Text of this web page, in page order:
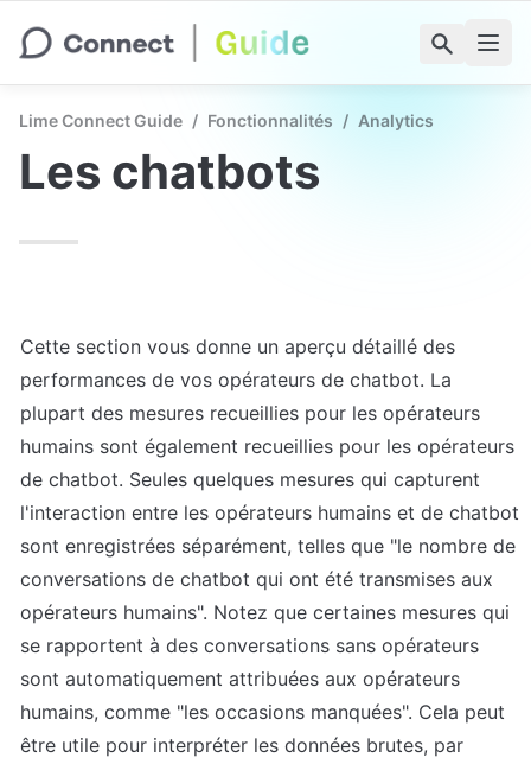
Lime Connect Guide / Fonctionnalités / Analytics
Les chatbots
Cette section vous donne un aperçu détaillé des
performances de vos opérateurs de chatbot. La
plupart des mesures recueillies pour les opérateurs
humains sont également recueillies pour les opérateurs
de chatbot. Seules quelques mesures qui capturent
l'interaction entre les opérateurs humains et de chatbot
sont enregistrées séparément, telles que "le nombre de
conversations de chatbot qui ont été transmises aux
opérateurs humains". Notez que certaines mesures qui
se rapportent à des conversations sans opérateurs
sont automatiquement attribuées aux opérateurs
humains, comme "les occasions manquées". Cela peut
être utile pour interpréter les données brutes, par